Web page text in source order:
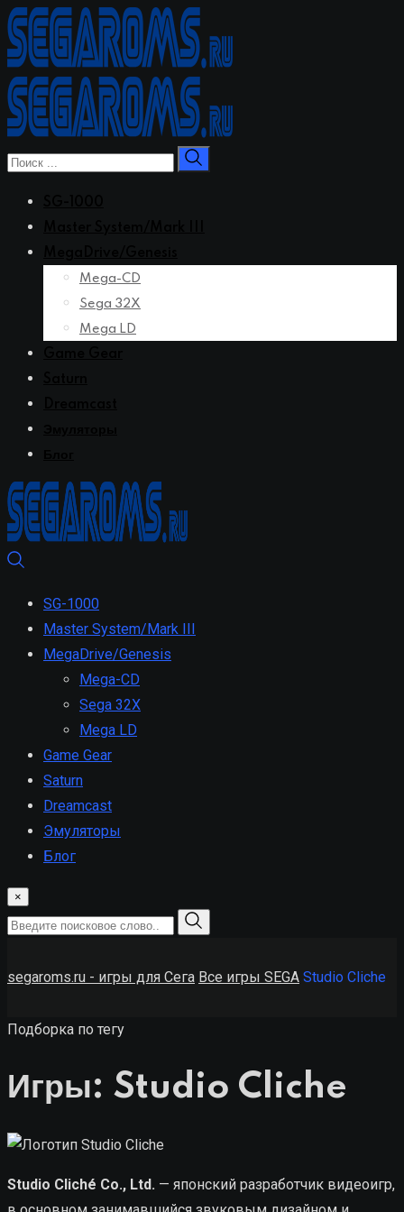
Перейти
к
контенту
Mega-CD
Sega 32X
Mega LD
SG-1000
Master System/Mark III
MegaDrive/Genesis
Mega-CD
Sega 32X
Mega LD
Game Gear
Saturn
Dreamcast
Эмуляторы
Блог
×
segaroms.ru - игры для Сега Все игры SEGA Studio Cliche
Подборка по тегу
Игры: Studio Cliche
Studio Cliché Co., Ltd. — японский разработчик видеоигр,